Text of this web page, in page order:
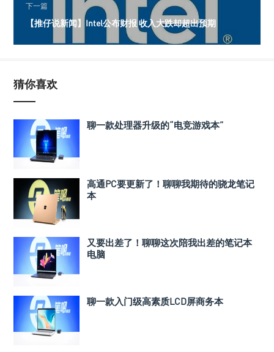
下一篇
【推仔说新闻】Intel公布财报 收入大跌却超出预期
猜你喜欢
聊一款处理器升级的“电竞游戏本”
高通PC要更新了！聊聊我期待的骁龙笔记
本
又要出差了！聊聊这次陪我出差的笔记本
电脑
聊一款入门级高素质LCD屏商务本